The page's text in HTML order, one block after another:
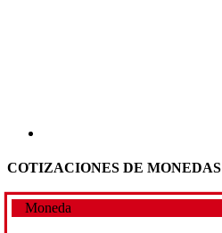
COTIZACIONES DE MONEDAS
Moneda